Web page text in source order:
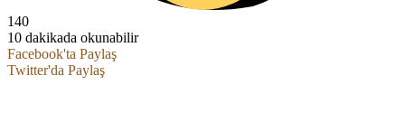
140
10 dakikada okunabilir
Facebook'ta Paylaş
Twitter'da Paylaş